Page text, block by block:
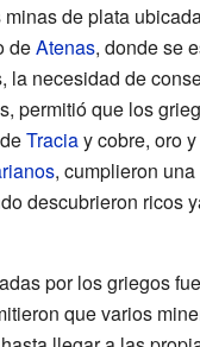
de plata
deAtenas, donde se
la necesidad de
permitió que los
Traciay cobre, oro
, cumplieron
descubrieron ricos
por los griegos
que varios